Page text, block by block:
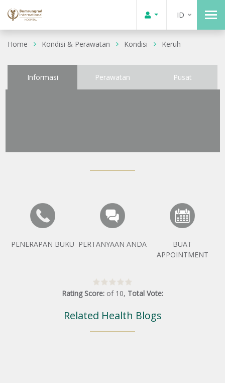
ID
Home Kondisi & Perawatan Kondisi Keruh
Informasi Perawatan Pusat
PENERAPAN BUKU PERTANYAAN ANDA
BUAT
APPOINTMENT
Rating Score: of 10, Total Vote:
Related Health Blogs